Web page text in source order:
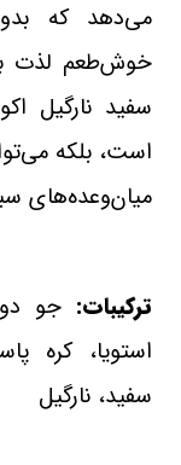
می‌دهد که
خوش‌طعم لذت
سفید نارگیل
است، بلکه
میان‌وعده‌های
ترکیبات: جو
استویا، کره
سفید، نارگیل